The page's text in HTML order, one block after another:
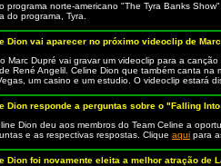
programa norte-americano "The Tyra Banks
do programa, Tyra.
Dion vai aparecer no próximo videoclip de
Marc Dupré vai gravar um videoclip para a
René Angelil. Celine Dion que também canta
um casino e um estudio. O videoclip estará
Dion responde a perguntas sobre o "Falling
Dion deu aos membros do Team Celine a
e as respectivas respostas. Clique aqui para
Dion foi novamente eleita a melhor atração de